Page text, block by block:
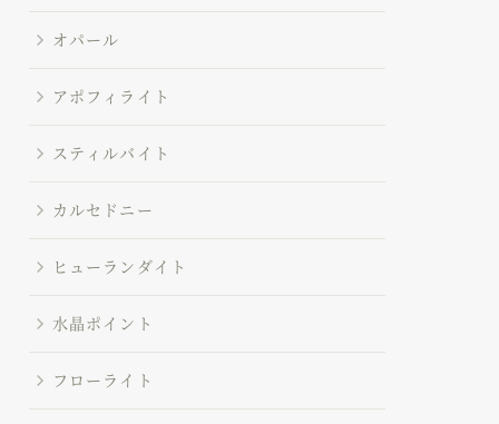
オパール
アポフィライト
スティルバイト
カルセドニー
ヒューランダイト
水晶ポイント
フローライト